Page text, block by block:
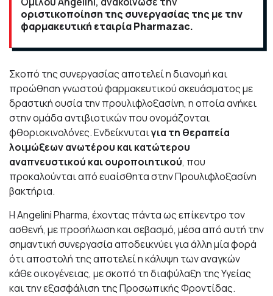
οριστικοποίηση της συνεργασίας της με την
φαρμακευτική εταιρία Pharmazac.
Σκοπό της συνεργασίας αποτελεί η διανομή και
προώθηση γνωστού φαρμακευτικού σκευάσματος με
δραστική ουσία την προυλιφλοξασίνη, η οποία ανήκει
στην ομάδα αντιβιοτικών που ονομάζονται
φθοριοκινολόνες. Ενδείκνυταιγια τη θεραπεία
λοιμώξεων ανωτέρου και κατώτερου
αναπνευστικού και ουροποιητικού, που
προκαλούνται από ευαίσθητα στην Προυλιφλοξασίνη
βακτήρια.
Η Angelini Pharma, έχοντας πάντα ως επίκεντρο τον
ασθενή, με προσήλωση και σεβασμό, μέσα από αυτή την
σημαντική συνεργασία αποδεικνύει για άλλη μία φορά
ότι αποστολή της αποτελεί η κάλυψη των αναγκών
κάθε οικογένειας, με σκοπό τη διαφύλαξη της Υγείας
και την εξασφάλιση της Προσωπικής Φροντίδας.